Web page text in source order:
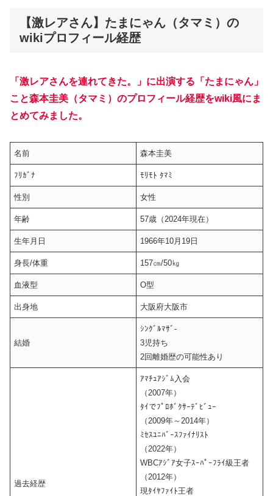
【激レアさん】たまにゃん（タマミ）の
wikiプロフィール経歴
「激レアさんを連れてきた。」に出演する「たまにゃん」
こと森本圭美（タマミ）のプロフィール経歴をwiki風にま
とめてみました。
名前 森本圭美
ﾌﾘｶﾞﾅ ﾓﾘﾓﾄ ﾀﾏﾐ
性別 女性
年齢 57歳（2024年現在）
生年月日 1966年10月19日
身長/体重 157㎝/50㎏
血液型 O型
出身地 大阪府大阪市
結婚
ｼﾝｸﾞﾙﾏｻﾞ-
3児持ち
2回離婚歴の可能性あり
過去経歴
ｱﾏﾁｭｱｼﾞﾑ入会
（2007年）
ﾀｲでﾌﾟﾛﾎﾞｸｻｰﾃﾞﾋﾞｭｰ
（2009年～2014年）
ﾐｾｽﾕﾆﾊﾞｰｽﾌｧｲﾅﾘｽﾄ
（2022年）
WBCｱｼﾞｱ女子ｽｰﾊﾟｰﾌﾗｲ級王者
（2012年）
現ﾀｲﾔﾌｧｲﾄ王者